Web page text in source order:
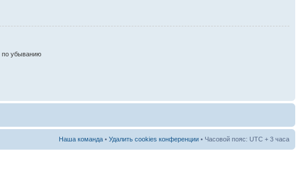
по убыванию
Наша команда • Удалить cookies конференции • Часовой пояс: UTC + 3 часа